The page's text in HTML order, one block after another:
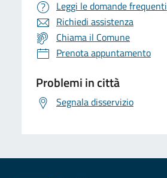
Leggi le domande frequenti
Richiedi assistenza
Chiama il Comune
Prenota appuntamento
Problemi in città
Segnala disservizio